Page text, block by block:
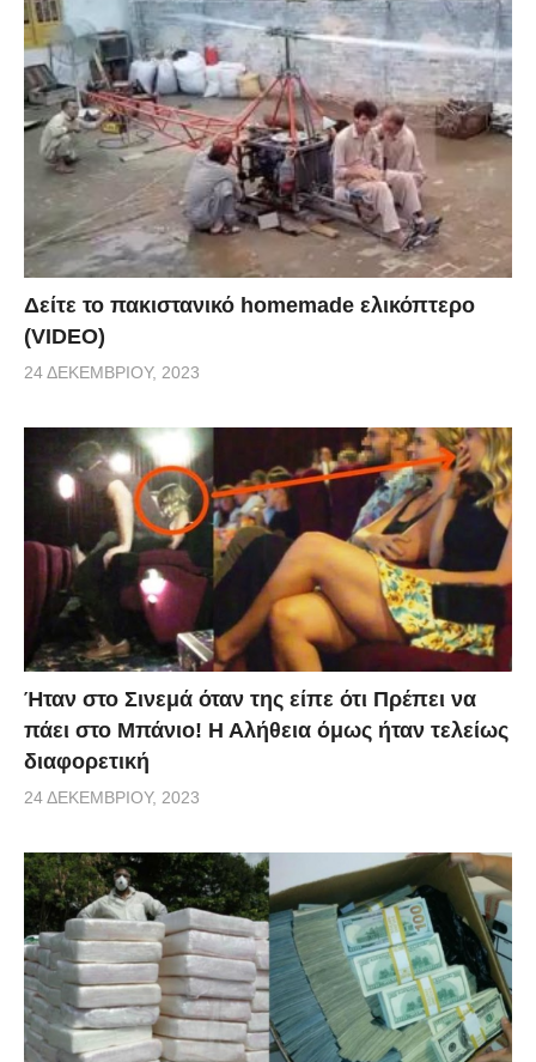
Δείτε το πακιστανικό homemade ελικόπτερο
(VIDEO)
24 ΔΕΚΕΜΒΡΊΟΥ, 2023
Ήταν στο Σινεμά όταν της είπε ότι Πρέπει να
πάει στο Μπάνιο! Η Αλήθεια όμως ήταν τελείως
διαφορετική
24 ΔΕΚΕΜΒΡΊΟΥ, 2023